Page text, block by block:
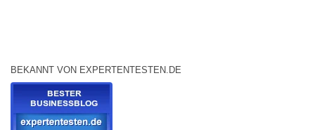
BEKANNT VON EXPERTENTESTEN.DE